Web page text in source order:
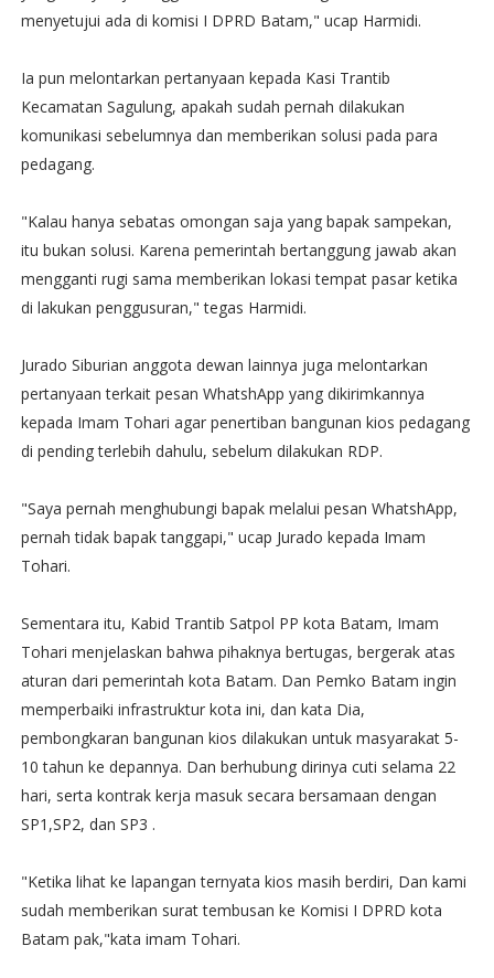
menyetujui ada di komisi I DPRD Batam," ucap Harmidi.
Ia pun melontarkan pertanyaan kepada Kasi Trantib
Kecamatan Sagulung, apakah sudah pernah dilakukan
komunikasi sebelumnya dan memberikan solusi pada para
pedagang.
"Kalau hanya sebatas omongan saja yang bapak sampekan,
itu bukan solusi. Karena pemerintah bertanggung jawab akan
mengganti rugi sama memberikan lokasi tempat pasar ketika
di lakukan penggusuran," tegas Harmidi.
Jurado Siburian anggota dewan lainnya juga melontarkan
pertanyaan terkait pesan WhatshApp yang dikirimkannya
kepada Imam Tohari agar penertiban bangunan kios pedagang
di pending terlebih dahulu, sebelum dilakukan RDP.
"Saya pernah menghubungi bapak melalui pesan WhatshApp,
pernah tidak bapak tanggapi," ucap Jurado kepada Imam
Tohari.
Sementara itu, Kabid Trantib Satpol PP kota Batam, Imam
Tohari menjelaskan bahwa pihaknya bertugas, bergerak atas
aturan dari pemerintah kota Batam. Dan Pemko Batam ingin
memperbaiki infrastruktur kota ini, dan kata Dia,
pembongkaran bangunan kios dilakukan untuk masyarakat 5-
10 tahun ke depannya. Dan berhubung dirinya cuti selama 22
hari, serta kontrak kerja masuk secara bersamaan dengan
SP1,SP2, dan SP3 .
"Ketika lihat ke lapangan ternyata kios masih berdiri, Dan kami
sudah memberikan surat tembusan ke Komisi I DPRD kota
Batam pak,"kata imam Tohari.